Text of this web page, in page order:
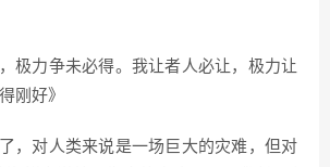
极力争未必得。我让者人必让，极力让
刚好》
，对人类来说是一场巨大的灾难，但对